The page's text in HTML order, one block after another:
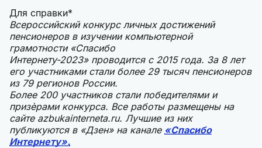
Для справки*
Всероссийский конкурс личных достижений
пенсионеров в изучении компьютерной
грамотности «Спасибо
Интернету-2023» проводится с 2015 года. За 8 лет
его участниками стали более 29 тысяч пенсионеров
из 79 регионов России.
Более 200 участников стали победителями и
призѐрами конкурса. Все работы размещены на
сайте azbukainterneta.ru. Лучшие из них
публикуются в «Дзен» на канале «Спасибо
Интернету».